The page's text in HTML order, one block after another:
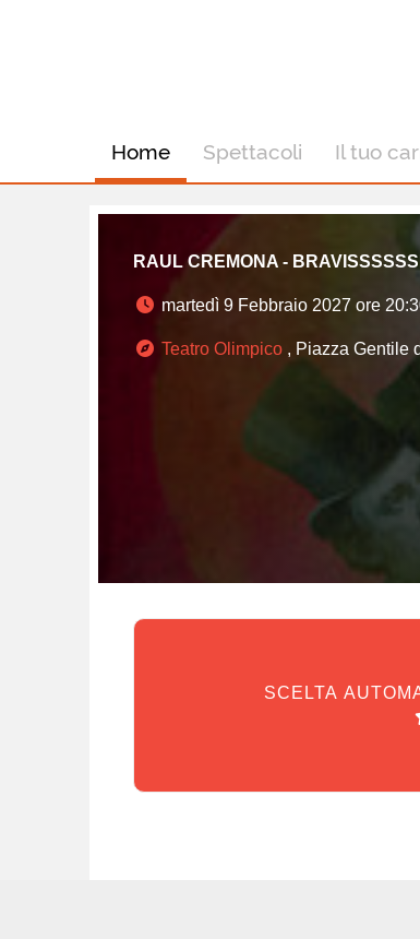
Home Spettacoli Il tuo
RAUL CREMONA -
martedì 9 Febbraio 2027 ore
Teatro Olimpico , Piazza Gentile
SCELTA